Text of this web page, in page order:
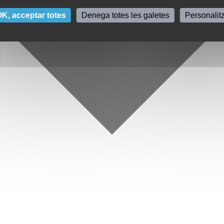
acceptar totes Denega totes les galetes